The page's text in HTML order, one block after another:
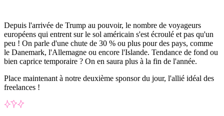
Depuis l'arrivée de Trump au pouvoir, le nombre de voyageurs
européens qui entrent sur le sol américain s'est écroulé et pas qu'un
peu ! On parle d'une chute de 30 % ou plus pour des pays, comme
le Danemark, l'Allemagne ou encore l'Islande. Tendance de fond ou
bien caprice temporaire ? On en saura plus à la fin de l'année.
Place maintenant à notre deuxième sponsor du jour, l'allié idéal des
freelances !